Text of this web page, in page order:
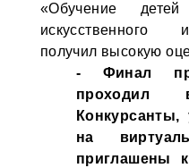
«Обучение
искусственного
получил высокую
- Финал
проходил
на
приглашены